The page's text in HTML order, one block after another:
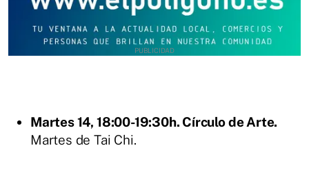
Martes 14, 18:00-19:30h. Círculo de Arte.
Martes de Tai Chi.